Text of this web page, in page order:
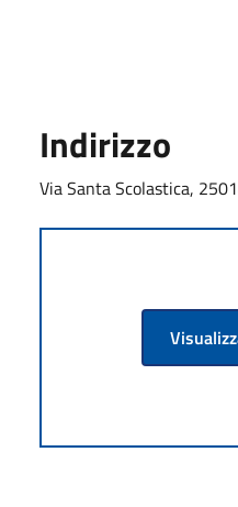
Indirizzo
Via Santa Scolastica,